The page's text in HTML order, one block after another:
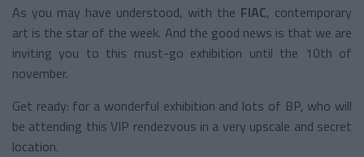
As you may have understood, with the FIAC, contemporary
art is the star of the week. And the good news is that we are
inviting you to this must-go exhibition until the 10th of
november.
Get ready: for a wonderful exhibition and lots of BP, who will
be attending this VIP rendezvous in a very upscale and secret
location.